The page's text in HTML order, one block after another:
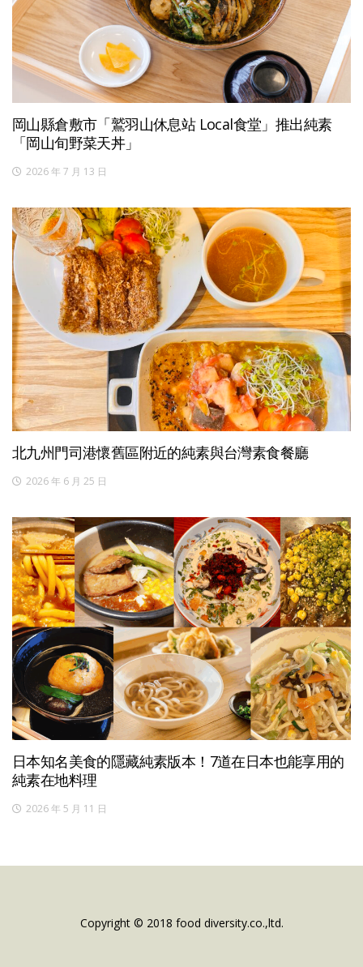
岡山縣倉敷市「鷲羽山休息站 Local食堂」推出純素
「岡山旬野菜天丼」
2026 年 7 月 13 日
北九州門司港懷舊區附近的純素與台灣素食餐廳
2026 年 6 月 25 日
日本知名美食的隱藏純素版本！7道在日本也能享用的
純素在地料理
2026 年 5 月 11 日
Copyright © 2018 food diversity.co.,ltd.